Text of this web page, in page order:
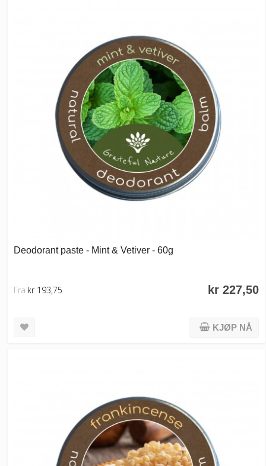
Deodorant paste - Mint & Vetiver - 60g
kr 227,50
Fra kr 193,75
KJØP NÅ